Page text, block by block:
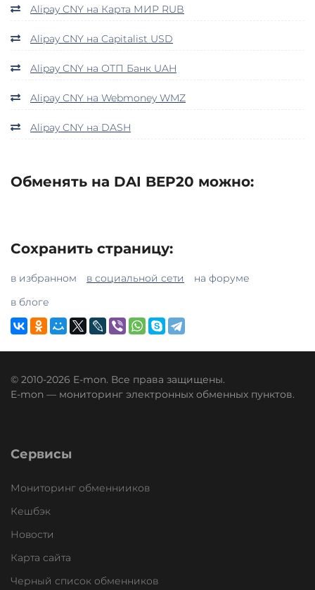
Alipay CNY на Карта МИР RUB
Alipay CNY на Capitalist USD
Alipay CNY на ОТП Банк UAH
Alipay CNY на Webmoney WMZ
Alipay CNY на DASH
Обменять на DAI BEP20 можно:
Сохранить страницу:
в избранном в социальной сети
на форуме
в блоге
© 2010-2026 E-mon. Все права защищены.
E-mon — мониторинг электронных обменных пунктов.
Сервисы
Мониторинг обменнииков
Кешбэк
Новости
Карта сайта
Черный список обменников